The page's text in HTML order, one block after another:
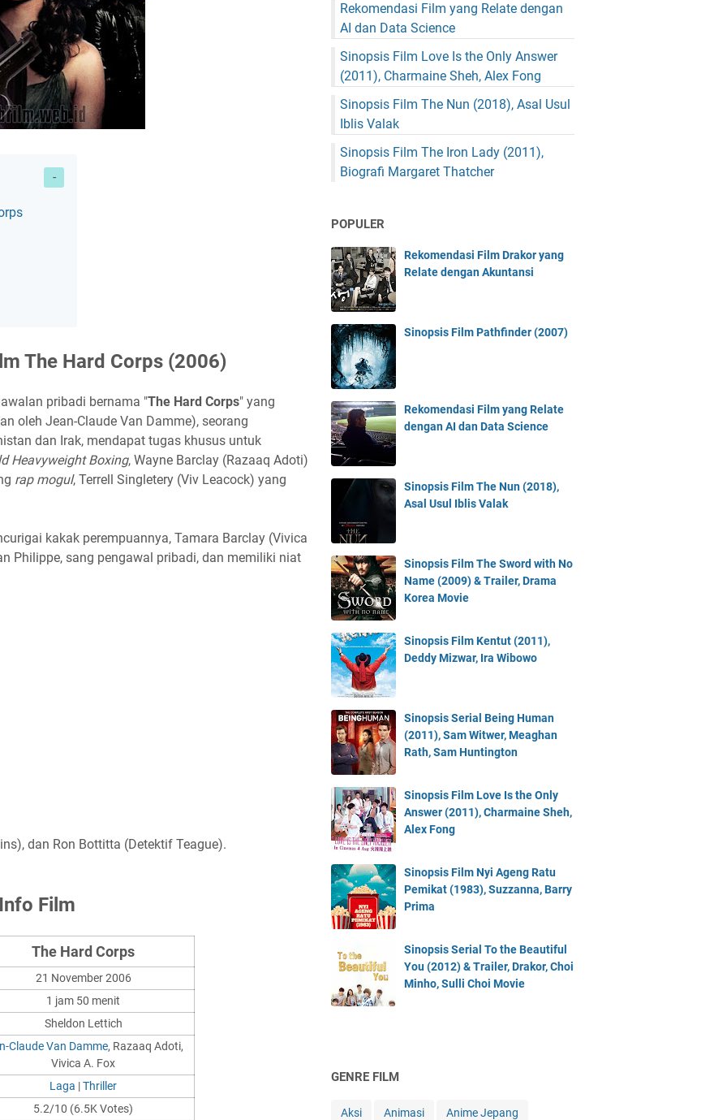
The Hard Corps (2006)
pribadi bernama "The Hard Corps" yang
oleh Jean-Claude Van Damme), seorang
dan Irak, mendapat tugas khusus untuk
Heavyweight Boxing, Wayne Barclay (Razaaq Adoti)
rap mogul, Terrell Singletery (Viv Leacock) yang
kakak perempuannya, Tamara Barclay (Vivica
Philippe, sang pengawal pribadi, dan memiliki niat
dan Ron Bottitta (Detektif Teague).
Info Film
The Hard Corps
21 November 2006
1 jam 50 menit
Sheldon Lettich
Claude Van Damme, Razaaq Adoti,
Vivica A. Fox
Laga |Thriller
5.2/10 (6.5K Votes)
Rekomendasi Film yang Relate dengan
AI dan Data Science
Sinopsis Film Love Is the Only Answer
(2011), Charmaine Sheh, Alex Fong
Sinopsis Film The Nun (2018), Asal Usul
Iblis Valak
Sinopsis Film The Iron Lady (2011),
Biografi Margaret Thatcher
POPULER
Rekomendasi Film Drakor yang
Relate dengan Akuntansi
Sinopsis Film Pathfinder (2007)
Rekomendasi Film yang Relate
dengan AI dan Data Science
Sinopsis Film The Nun (2018),
Asal Usul Iblis Valak
Sinopsis Film The Sword with No
Name (2009) & Trailer, Drama
Korea Movie
Sinopsis Film Kentut (2011),
Deddy Mizwar, Ira Wibowo
Sinopsis Serial Being Human
(2011), Sam Witwer, Meaghan
Rath, Sam Huntington
Sinopsis Film Love Is the Only
Answer (2011), Charmaine Sheh,
Alex Fong
Sinopsis Film Nyi Ageng Ratu
Pemikat (1983), Suzzanna, Barry
Prima
Sinopsis Serial To the Beautiful
You (2012) & Trailer, Drakor, Choi
Minho, Sulli Choi Movie
GENRE FILM
Aksi Animasi Anime Jepang